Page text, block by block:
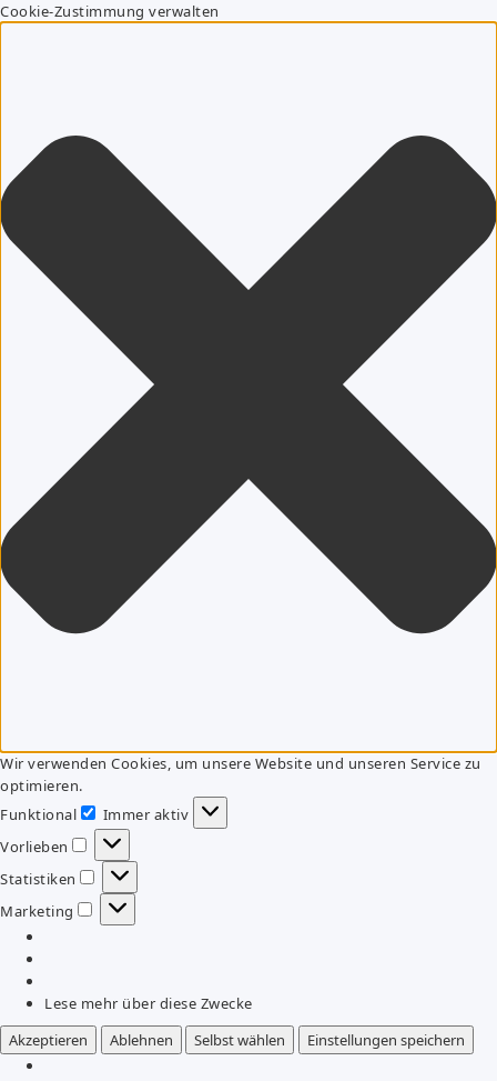
Cookie-Zustimmung verwalten
Wir verwenden Cookies, um unsere Website und unseren Service zu
optimieren.
Funktional
Funktional
Immer aktiv
Vorlieben
Vorlieben
Statistiken
Statistiken
Marketing
Marketing
Lese mehr über diese Zwecke
Akzeptieren
Ablehnen Selbst wählen Einstellungen speichern